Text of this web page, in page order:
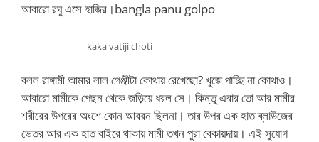
আবারো রঘু এসে হাজির।bangla panu golpo
kaka vatiji choti
বলল রাঙ্গামী আমার লাল গেঞ্জীটা কোথায় রেখেছো? খুজে পাচ্ছি না কোথাও।
আবারো মামীকে পেছন থেকে জড়িয়ে ধরল সে। কিন্তু এবার তো আর মামীর
শরীরের উপরের অংশে কোন আবরন ছিলনা। তার উপর এক হাত ব্লাউজের
ভেতর আর এক হাত বাইরে থাকায় মামী তখন পুরা বেকায়দায়। এই সুযোগ